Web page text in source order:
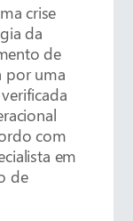
crise
da
de
por uma
com
em
de